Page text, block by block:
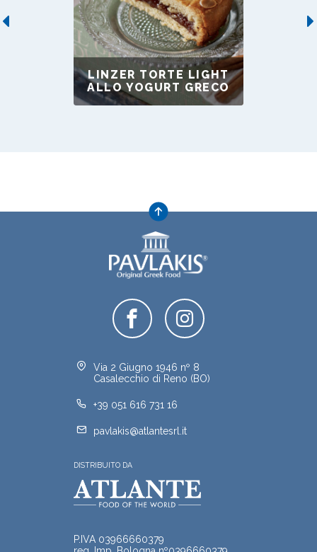
Previous
LINZER TORTE LIGHT
ALLO YOGURT GRECO
Via 2 Giugno 1946 nº 8
Casalecchio di Reno (BO)
+39 051 616 731 16
pavlakis@atlantesrl.it
DISTRIBUITO DA
P.IVA 03966660379